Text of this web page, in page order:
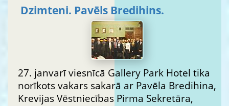
Dzimteni. Pavēls Bredihins.
27. janvarī viesnīcā Gallery Park Hotel tika
norīkots vakars sakarā ar Pavēla Bredihina,
Krevijas Vēstniecības Pirma Sekretāra,